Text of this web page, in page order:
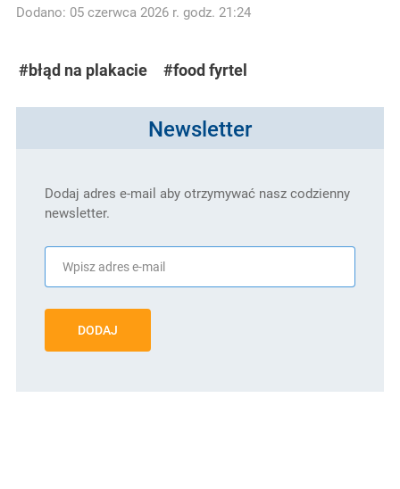
Dodano: 05 czerwca 2026 r. godz. 21:24
#błąd na plakacie #food fyrtel
Newsletter
Dodaj adres e-mail aby otrzymywać nasz codzienny
newsletter.
DODAJ